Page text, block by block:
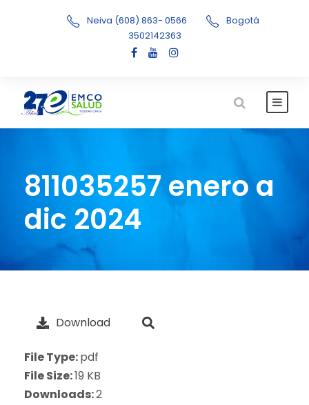
Neiva (608) 863- 0566
Bogotá
3502142363
811035257 enero a
dic 2024
Download
File Type:pdf
File Size:19 KB
Downloads:2